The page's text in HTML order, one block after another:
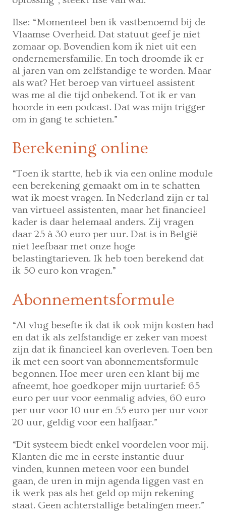
Ilse: “Momenteel ben ik vastbenoemd bij de
Vlaamse Overheid. Dat statuut geef je niet
zomaar op. Bovendien kom ik niet uit een
ondernemersfamilie. En toch droomde ik er
al jaren van om zelfstandige te worden. Maar
als wat? Het beroep van virtueel assistent
was me al die tijd onbekend. Tot ik er van
hoorde in een podcast. Dat was mijn trigger
om in gang te schieten.”
Berekening online
“Toen ik startte, heb ik via een online module
een berekening gemaakt om in te schatten
wat ik moest vragen. In Nederland zijn er tal
van virtueel assistenten, maar het financieel
kader is daar helemaal anders. Zij vragen
daar 25 à 30 euro per uur. Dat is in België
niet leefbaar met onze hoge
belastingtarieven. Ik heb toen berekend dat
ik 50 euro kon vragen.”
Abonnementsformule
“Al vlug besefte ik dat ik ook mijn kosten had
en dat ik als zelfstandige er zeker van moest
zijn dat ik financieel kan overleven. Toen ben
ik met een soort van abonnementsformule
begonnen. Hoe meer uren een klant bij me
afneemt, hoe goedkoper mijn uurtarief: 65
euro per uur voor eenmalig advies, 60 euro
per uur voor 10 uur en 55 euro per uur voor
20 uur, geldig voor een halfjaar.”
“Dit systeem biedt enkel voordelen voor mij.
Klanten die me in eerste instantie duur
vinden, kunnen meteen voor een bundel
gaan, de uren in mijn agenda liggen vast en
ik werk pas als het geld op mijn rekening
staat. Geen achterstallige betalingen meer.”